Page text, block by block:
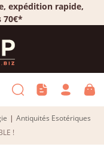
expédition rapide,
70€*
| Antiquités Esotériques
!